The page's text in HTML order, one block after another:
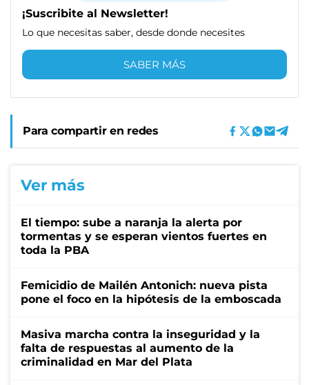
¡Suscribite al Newsletter!
Lo que necesitas saber, desde donde necesites
SABER MÁS
Para compartir en redes
Ver más
El tiempo: sube a naranja la alerta por
tormentas y se esperan vientos fuertes en
toda la PBA
Femicidio de Mailén Antonich: nueva pista
pone el foco en la hipótesis de la emboscada
Masiva marcha contra la inseguridad y la
falta de respuestas al aumento de la
criminalidad en Mar del Plata